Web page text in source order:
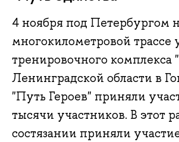
4 ноября под Петербургом
многокилометровой трассе
тренировочного комплекса
Ленинградской области в
"Путь Героев" приняли
тысячи участников. В этот
состязании приняли